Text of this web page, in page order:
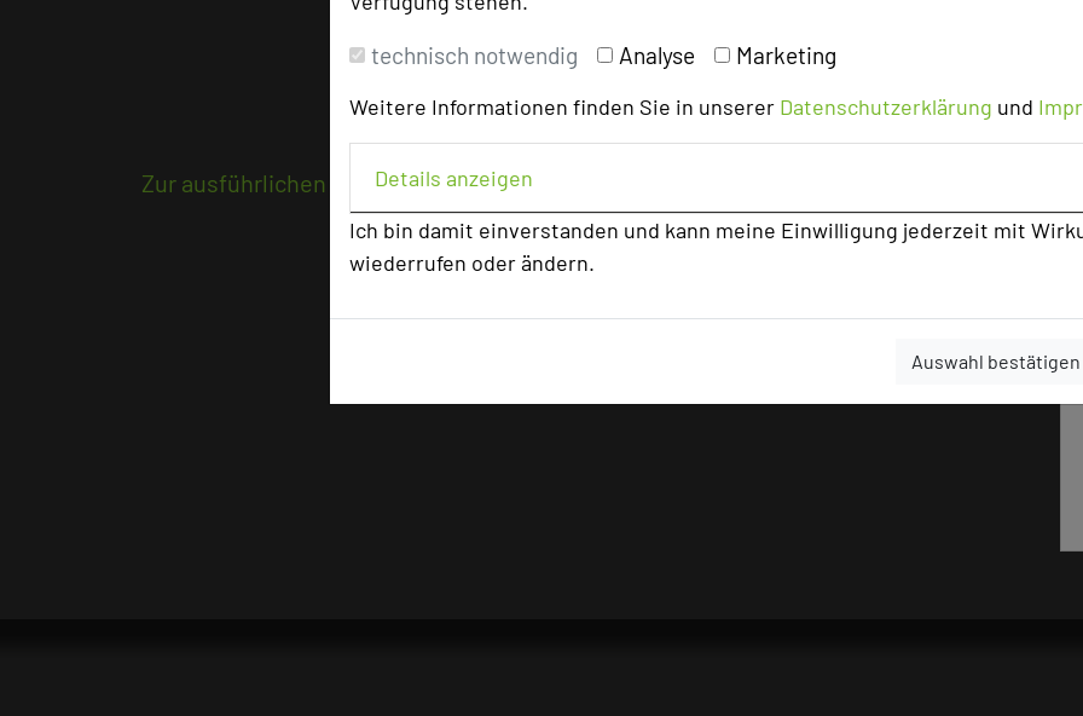
technisch notwendig Analyse Marketing
Weitere Informationen finden Sie in unserer Datenschutzerklärung und
Details anzeigen
Ich bin damit einverstanden und kann meine Einwilligung jederzeit mit
wiederrufen oder ändern.
Auswahl bestätigen
Zur ausführlichen Beschreibung